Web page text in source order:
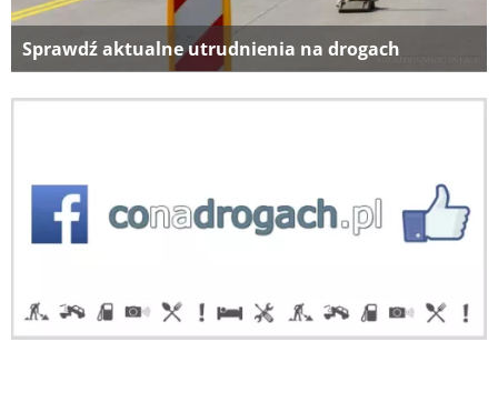
Sprawdź aktualne utrudnienia na drogach